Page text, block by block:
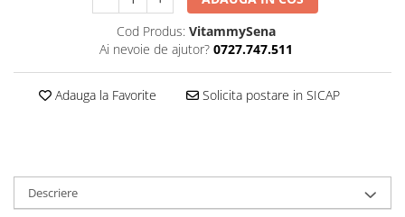
Cod Produs: VitammySena
Ai nevoie de ajutor? 0727.747.511
Adauga la Favorite Solicita postare in SICAP
Descriere